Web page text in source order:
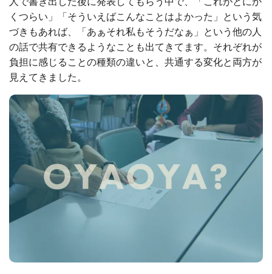
くつらい」「そういえばこんなことはよかった」という気
づきもあれば、「あぁそれ私もそうだなぁ」という他の人
の話で共有できるようなことも出てきてます。それぞれが
負担に感じることの種類の違いと、共通する変化と両方が
見えてきました。